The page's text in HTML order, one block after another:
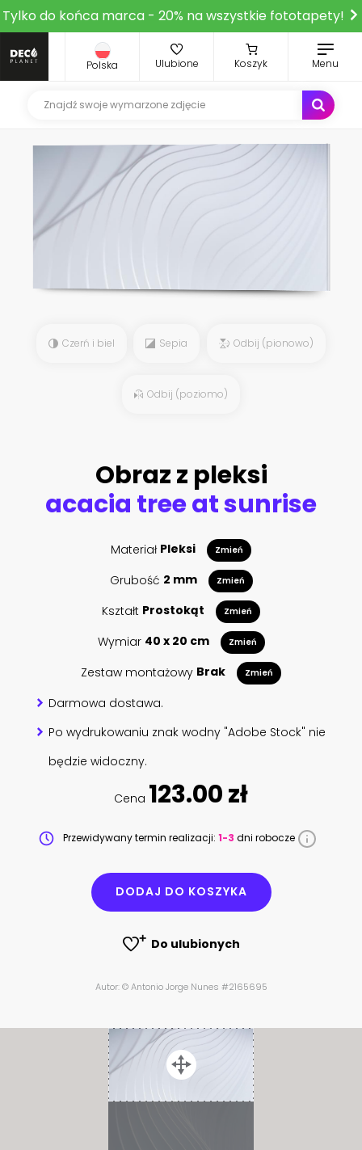
Tylko do końca marca - 20% na wszystkie fototapety!
Polska Ulubione Koszyk Menu
Czerń i biel Sepia Odbij (pionowo)
Odbij (poziomo)
Obraz z pleksi
acacia tree at sunrise
Materiał Pleksi Zmień
Grubość 2 mm Zmień
Kształt Prostokąt Zmień
Wymiar 40 x 20 cm Zmień
Zestaw montażowy Brak Zmień
Darmowa dostawa.
Po wydrukowaniu znak wodny "Adobe Stock" nie
będzie widoczny.
Cena 123.00 zł
Przewidywany termin realizacji: 1-3 dni robocze
DODAJ DO KOSZYKA
Do ulubionych
Autor: © Antonio Jorge Nunes #2165695